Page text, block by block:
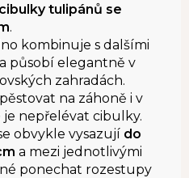
cibulky tulipánů se
.
kombinuje s dalšími
působí elegantně v
zahradách.
na záhoně i v
je nepřelévat cibulky.
obvykle vysazují do
a mezi jednotlivými
ponechat rozestupy